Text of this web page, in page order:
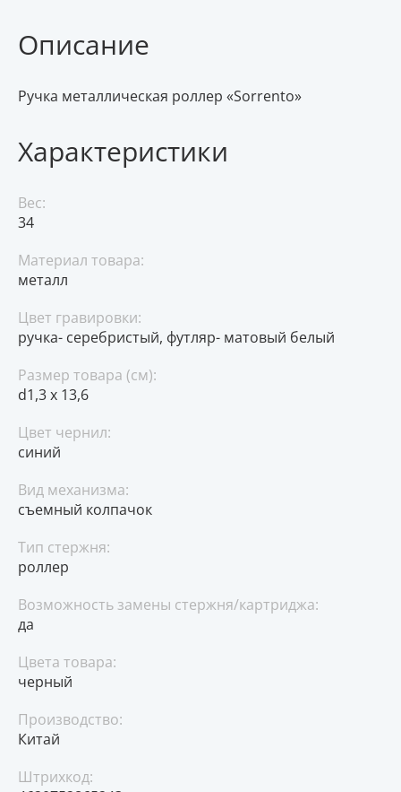
Описание
Ручка металлическая роллер «Sorrento»
Характеристики
Вес:
34
Материал товара:
металл
Цвет гравировки:
ручка- серебристый, футляр- матовый белый
Размер товара (см):
d1,3 х 13,6
Цвет чернил:
синий
Вид механизма:
съемный колпачок
Тип стержня:
роллер
Возможность замены стержня/картриджа:
да
Цвета товара:
черный
Производство:
Китай
Штрихкод: